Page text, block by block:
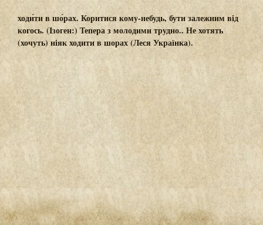
ходи́ти в шо́рах. Коритися кому-небудь, бути залежним від
когось. (Ізоген:) Тепера з молодими трудно.. Не хотять
(хочуть) ніякходити в шорах(Леся Українка).